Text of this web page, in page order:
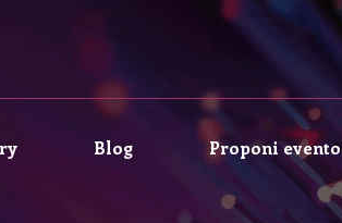
Blog Proponi evento